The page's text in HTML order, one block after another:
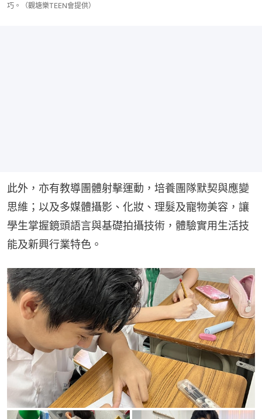
巧。（觀塘樂TEEN會提供）
此外，亦有教導團體射擊運動，培養團隊默契與應變
思維；以及多媒體攝影、化妝、理髮及寵物美容，讓
學生掌握鏡頭語言與基礎拍攝技術，體驗實用生活技
能及新興行業特色。